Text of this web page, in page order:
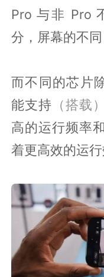
Pro 与非 Pro
分，屏幕的不同
而不同的芯片
能支持 （搭载）
高的运行频率
着更高效的运行